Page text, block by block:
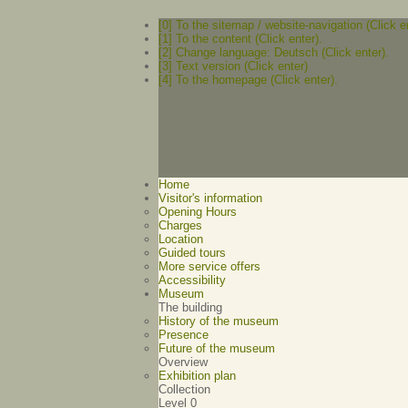
[0] To the sitemap / website-navigation (Click
[1] To the content (Click enter).
[2] Change language: Deutsch (Click enter).
[3] Text version (Click enter)
[4] To the homepage (Click enter).
Home
Visitor's information
Opening Hours
Charges
Location
Guided tours
More service offers
Accessibility
Museum
The building
History of the museum
Presence
Future of the museum
Overview
Exhibition plan
Collection
Level 0